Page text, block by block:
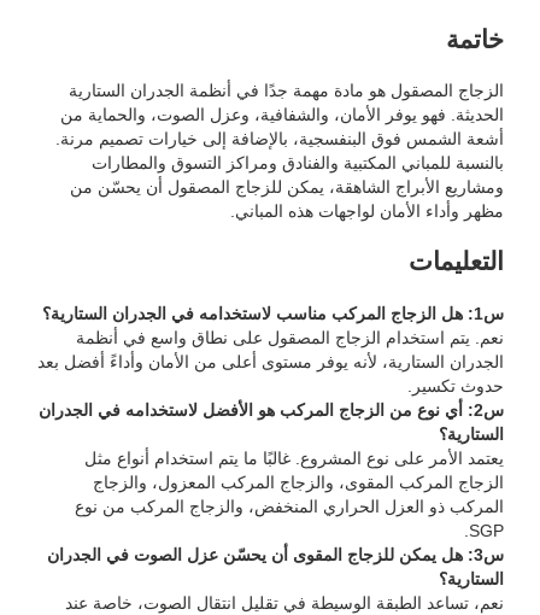
خاتمة
الزجاج المصقول هو مادة مهمة جدًا في أنظمة الجدران الستارية
الحديثة. فهو يوفر الأمان، والشفافية، وعزل الصوت، والحماية من
أشعة الشمس فوق البنفسجية، بالإضافة إلى خيارات تصميم مرنة.
بالنسبة للمباني المكتبية والفنادق ومراكز التسوق والمطارات
ومشاريع الأبراج الشاهقة، يمكن للزجاج المصقول أن يحسّن من
مظهر وأداء الأمان لواجهات هذه المباني.
التعليمات
س1: هل الزجاج المركب مناسب لاستخدامه في الجدران الستارية؟
نعم. يتم استخدام الزجاج المصقول على نطاق واسع في أنظمة
الجدران الستارية، لأنه يوفر مستوى أعلى من الأمان وأداءً أفضل بعد
حدوث تكسير.
س2: أي نوع من الزجاج المركب هو الأفضل لاستخدامه في الجدران
الستارية؟
يعتمد الأمر على نوع المشروع. غالبًا ما يتم استخدام أنواع مثل
الزجاج المركب المقوى، والزجاج المركب المعزول، والزجاج
المركب ذو العزل الحراري المنخفض، والزجاج المركب من نوع
SGP.
س3: هل يمكن للزجاج المقوى أن يحسّن عزل الصوت في الجدران
الستارية؟
نعم، تساعد الطبقة الوسيطة في تقليل انتقال الصوت، خاصة عند